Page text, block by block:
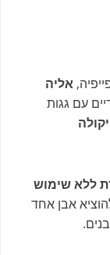
אליה
עם גגות
ללא שימוש
אבן אחד